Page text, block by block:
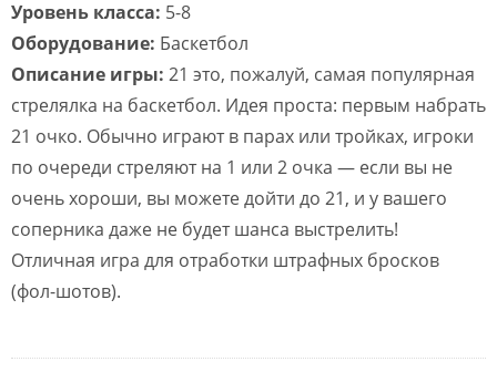
Уровень класса: 5-8
Оборудование: Баскетбол
Описание игры: 21 это, пожалуй, самая популярная
стрелялка на баскетбол. Идея проста: первым набрать
21 очко. Обычно играют в парах или тройках, игроки
по очереди стреляют на 1 или 2 очка — если вы не
очень хороши, вы можете дойти до 21, и у вашего
соперника даже не будет шанса выстрелить!
Отличная игра для отработки штрафных бросков
(фол-шотов).